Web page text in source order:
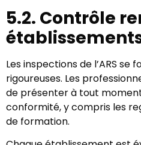
5.2. Contrôle
Les inspections de l’ARS
rigoureuses. Les
de présenter à tout
conformité, y compris les
de formation.